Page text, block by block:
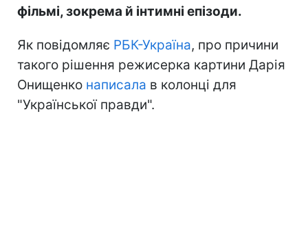
фільмі, зокрема й інтимні епізоди.
Як повідомляє РБК-Україна, про причини
такого рішення режисерка картини Дарія
Онищенко написала в колонці для
"Української правди".